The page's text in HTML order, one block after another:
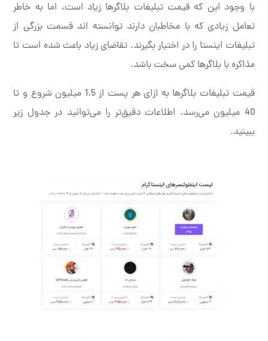
با وجود این که قیمت تبلیغات بلاگرها زیاد است، اما به خاطر
تعامل زیادی که با مخاطبان دارند توانسته اند قسمت بزرگی از
تبلیغات اینستا را در اختیار بگیرند. تقاضای زیاد باعث شده است تا
مذاکره با بلاگرها کمی سخت باشد.
قیمت تبلیغات بلاگرها به ازای هر پست از 1.5 میلیون شروع و تا
40 میلیون می‌رسد. اطلاعات دقیق‌تر را می‌توانید در جدول زیر
ببینید.